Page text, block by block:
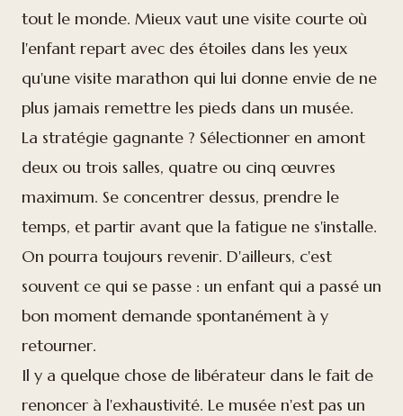
tout le monde. Mieux vaut une visite courte où
l'enfant repart avec des étoiles dans les yeux
qu'une visite marathon qui lui donne envie de ne
plus jamais remettre les pieds dans un musée.
La stratégie gagnante ? Sélectionner en amont
deux ou trois salles, quatre ou cinq œuvres
maximum. Se concentrer dessus, prendre le
temps, et partir avant que la fatigue ne s'installe.
On pourra toujours revenir. D'ailleurs, c'est
souvent ce qui se passe : un enfant qui a passé un
bon moment demande spontanément à y
retourner.
Il y a quelque chose de libérateur dans le fait de
renoncer à l'exhaustivité. Le musée n'est pas un